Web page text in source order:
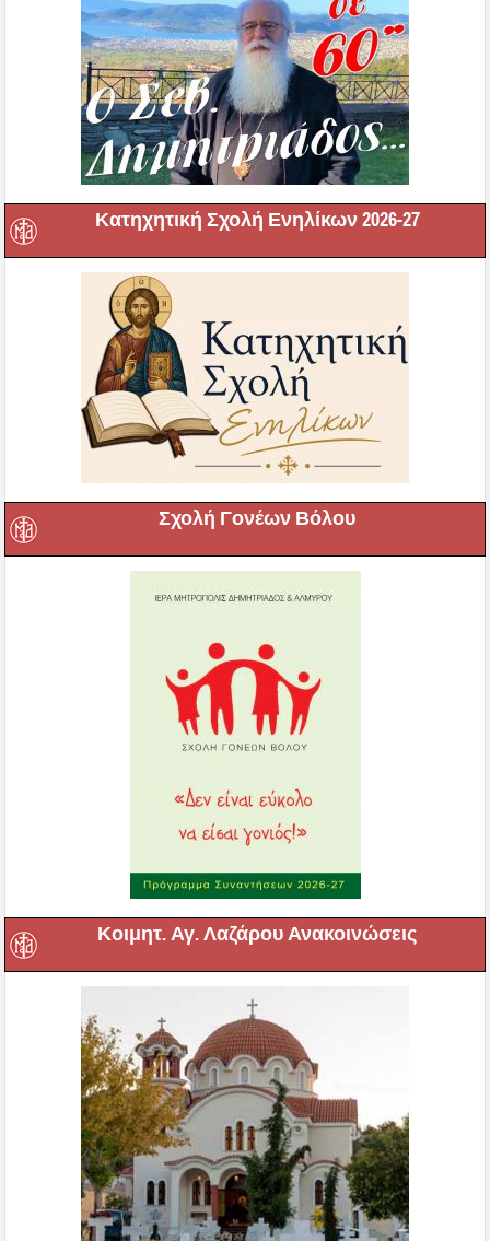
Κατηχητική Σχολή Ενηλίκων 2026-27
Σχολή Γονέων Βόλου
Κοιμητ. Αγ. Λαζάρου Ανακοινώσεις